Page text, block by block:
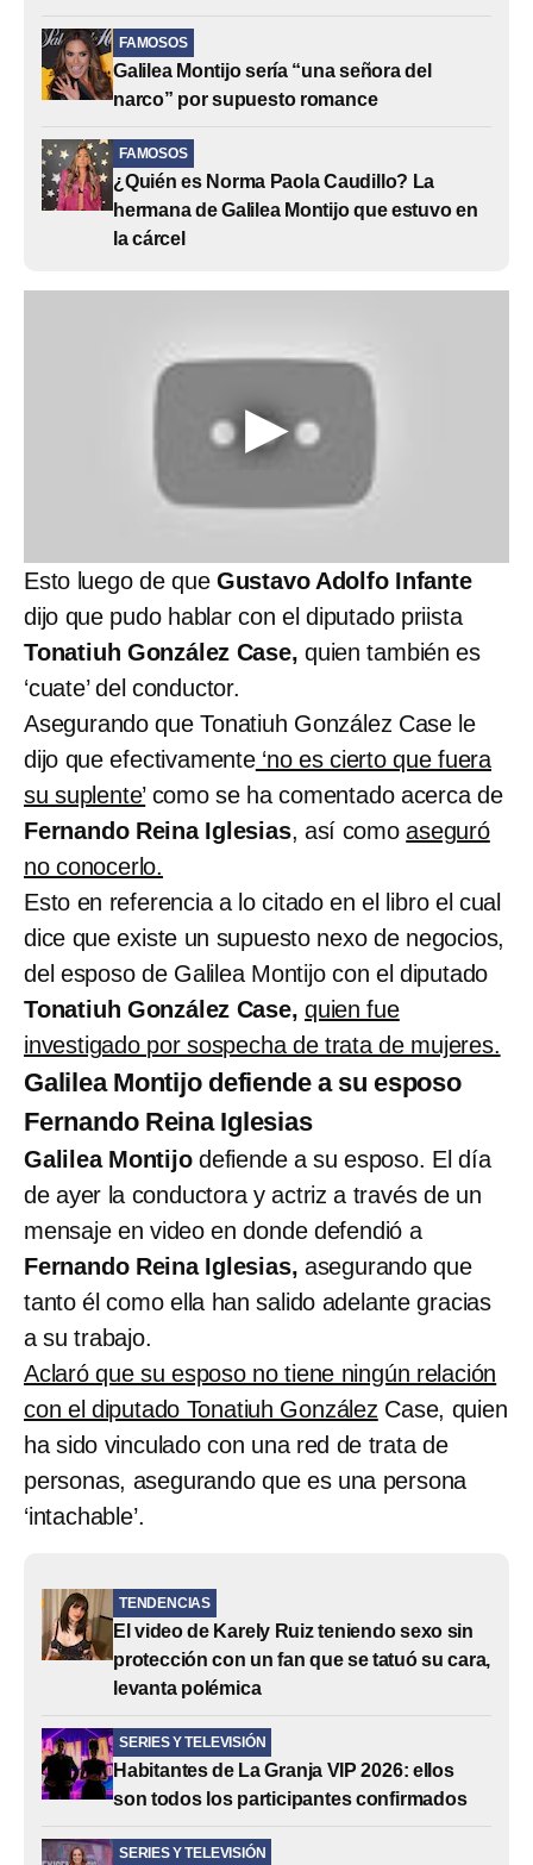
FAMOSOS
Galilea Montijo sería “una señora del
narco” por supuesto romance
FAMOSOS
¿Quién es Norma Paola Caudillo? La
hermana de Galilea Montijo que estuvo en
la cárcel
Esto luego de que Gustavo Adolfo Infante
dijo que pudo hablar con el diputado priista
Tonatiuh González Case, quien también es
‘cuate’ del conductor.
Asegurando que Tonatiuh González Case le
dijo que efectivamente‘no es cierto que fuera
su suplente’como se ha comentado acerca de
Fernando Reina Iglesias, así comoaseguró
no conocerlo.
Esto en referencia a lo citado en el libro el cual
dice que existe un supuesto nexo de negocios,
del esposo de Galilea Montijo con el diputado
Tonatiuh González Case, quien fue
investigado por sospecha de trata de mujeres.
Galilea Montijo defiende a su esposo
Fernando Reina Iglesias
Galilea Montijo defiende a su esposo. El día
de ayer la conductora y actriz a través de un
mensaje en video en donde defendió a
Fernando Reina Iglesias, asegurando que
tanto él como ella han salido adelante gracias
a su trabajo.
Aclaró que su esposo no tiene ningún relación
con el diputado Tonatiuh González Case, quien
ha sido vinculado con una red de trata de
personas, asegurando que es una persona
‘intachable’.
TENDENCIAS
El video de Karely Ruiz teniendo sexo sin
protección con un fan que se tatuó su cara,
levanta polémica
SERIES Y TELEVISIÓN
Habitantes de La Granja VIP 2026: ellos
son todos los participantes confirmados
SERIES Y TELEVISIÓN